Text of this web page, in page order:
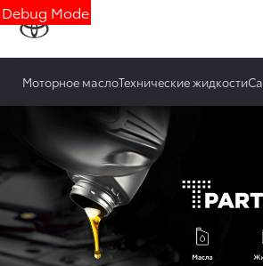
Debug Mode
Моторное маслоТехнические жидкости